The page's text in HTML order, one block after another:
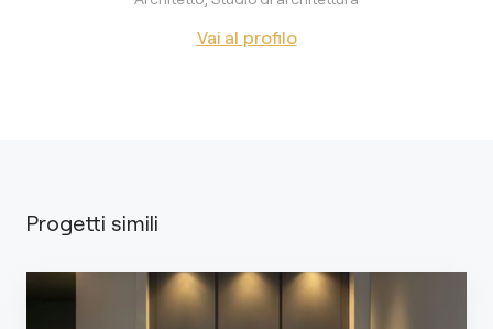
Vai al profilo
Progetti simili